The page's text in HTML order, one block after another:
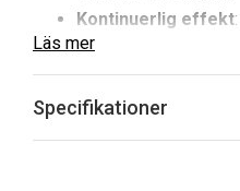
Kontinuerlig effekt
1710/1900W)
Toppeffekt: 2200
Starttyp
Läs mer
Specifikationer